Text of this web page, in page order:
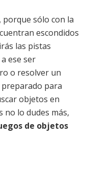
sólo con la
escondidos
las pistas
ese ser
o resolver un
preparado para
objetos en
no lo dudes más,
de objetos